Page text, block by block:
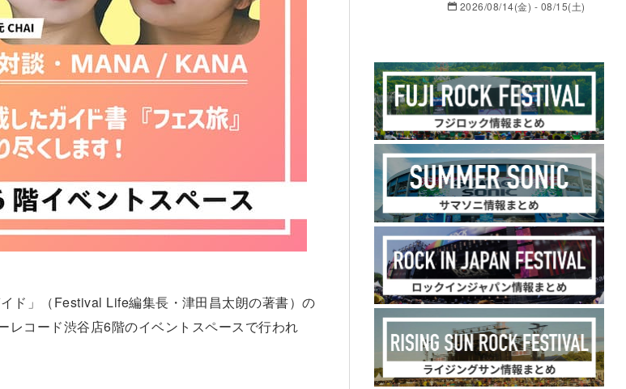
ド」（Festival Life編集長・津田昌太朗の著書）の
レコード渋谷店6階のイベントスペースで行われ
2026/08/14(金) - 08/15(土)